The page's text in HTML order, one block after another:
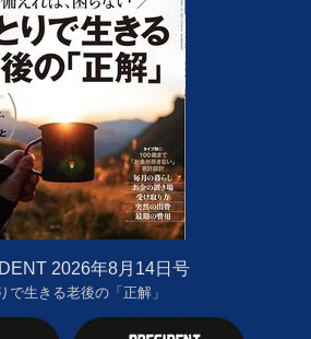
2026年8月14日号
で生きる老後の「正解」